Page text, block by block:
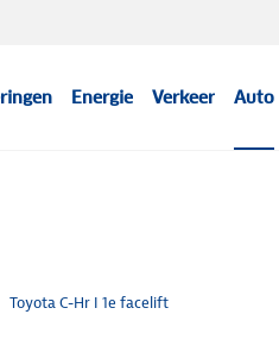
Energie Verkeer Auto
Toyota C-Hr I 1e facelift